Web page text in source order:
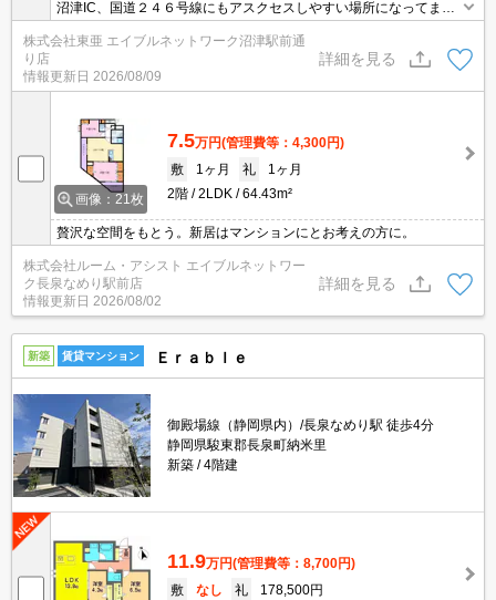
沼津IC、国道２４６号線にもアスクセスしやすい場所になってま
す！
株式会社東亜 エイブルネットワーク沼津駅前通
り店
情報更新日 2026/08/09
詳細を見る
画像：21枚
7.5万円(管理費等：4,300円)
敷
1ヶ月 礼
1ヶ月
2階
2LDK 64.43m²
贅沢な空間をもとう。新居はマンションにとお考えの方に。
株式会社ルーム・アシスト エイブルネットワー
ク長泉なめり駅前店
情報更新日 2026/08/02
詳細を見る
新築 賃貸マンション Ｅｒａｂｌｅ
御殿場線（静岡県内）/長泉なめり駅 徒歩4分
静岡県駿東郡長泉町納米里
新築
4階建
11.9万円(管理費等：8,700円)
敷
なし 礼
178,500円